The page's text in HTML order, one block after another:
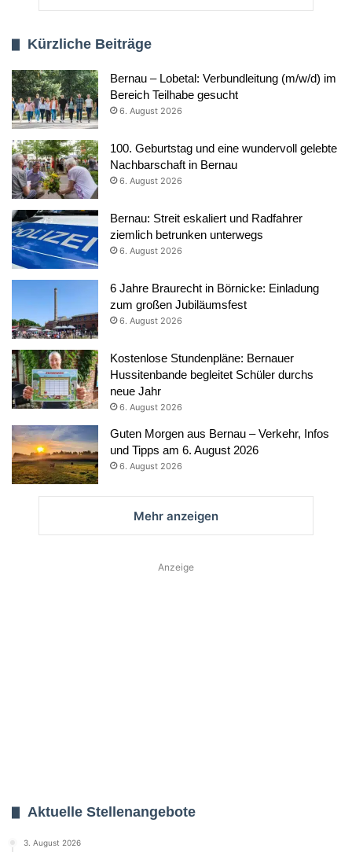
Kürzliche Beiträge
Bernau – Lobetal: Verbundleitung (m/w/d) im
Bereich Teilhabe gesucht
6. August 2026
100. Geburtstag und eine wundervoll gelebte
Nachbarschaft in Bernau
6. August 2026
Bernau: Streit eskaliert und Radfahrer
ziemlich betrunken unterwegs
6. August 2026
6 Jahre Braurecht in Börnicke: Einladung
zum großen Jubiläumsfest
6. August 2026
Kostenlose Stundenpläne: Bernauer
Hussitenbande begleitet Schüler durchs
neue Jahr
6. August 2026
Guten Morgen aus Bernau – Verkehr, Infos
und Tipps am 6. August 2026
6. August 2026
Mehr anzeigen
Anzeige
Aktuelle Stellenangebote
3. August 2026